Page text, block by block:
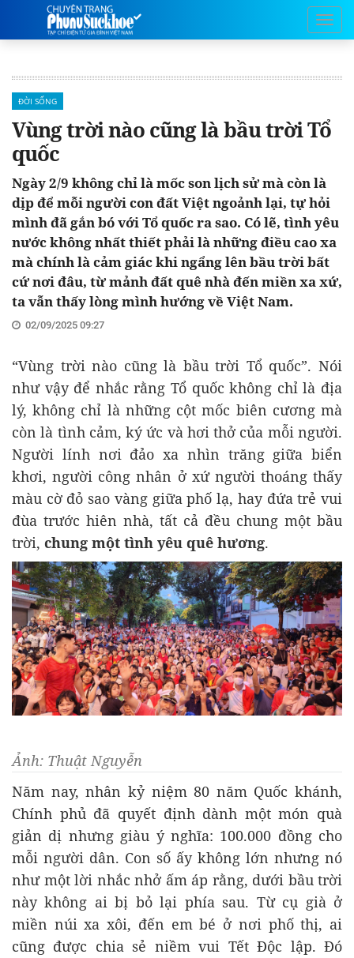
ĐỜI SỐNG
Vùng trời nào cũng là bầu trời Tổ
quốc
Ngày 2/9 không chỉ là mốc son lịch sử mà còn là
dịp để mỗi người con đất Việt ngoảnh lại, tự hỏi
mình đã gắn bó với Tổ quốc ra sao. Có lẽ, tình yêu
nước không nhất thiết phải là những điều cao xa
mà chính là cảm giác khi ngẩng lên bầu trời bất
cứ nơi đâu, từ mảnh đất quê nhà đến miền xa xứ,
ta vẫn thấy lòng mình hướng về Việt Nam.
02/09/2025 09:27
“Vùng trời nào cũng là bầu trời Tổ quốc”. Nói
như vậy để nhắc rằng Tổ quốc không chỉ là địa
lý, không chỉ là những cột mốc biên cương mà
còn là tình cảm, ký ức và hơi thở của mỗi người.
Người lính nơi đảo xa nhìn trăng giữa biển
khơi, người công nhân ở xứ người thoáng thấy
màu cờ đỏ sao vàng giữa phố lạ, hay đứa trẻ vui
đùa trước hiên nhà, tất cả đều chung một bầu
trời, chung một tình yêu quê hương.
Ảnh: Thuật Nguyễn
Năm nay, nhân kỷ niệm 80 năm Quốc khánh,
Chính phủ đã quyết định dành một món quà
giản dị nhưng giàu ý nghĩa: 100.000 đồng cho
mỗi người dân. Con số ấy không lớn nhưng nó
như một lời nhắc nhở ấm áp rằng, dưới bầu trời
này không ai bị bỏ lại phía sau. Từ cụ già ở
miền núi xa xôi, đến em bé ở nơi phố thị, ai
cũng được chia sẻ niềm vui Tết Độc lập. Đó